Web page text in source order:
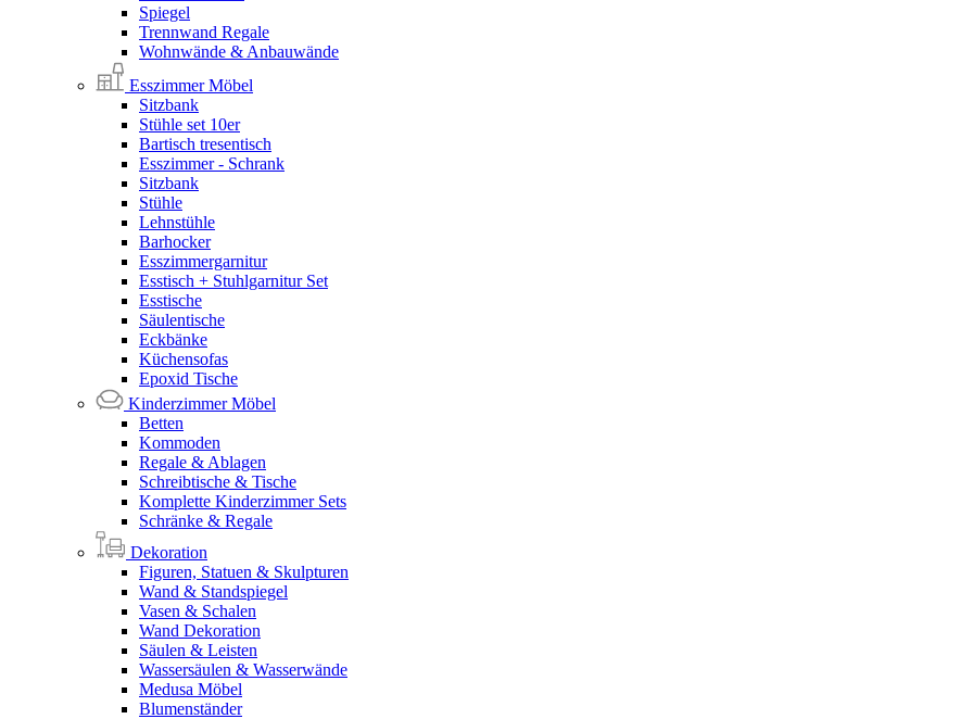
Spiegel
Trennwand Regale
Wohnwände & Anbauwände
Esszimmer Möbel
Sitzbank
Stühle set 10er
Bartisch tresentisch
Esszimmer - Schrank
Sitzbank
Stühle
Lehnstühle
Barhocker
Esszimmergarnitur
Esstisch + Stuhlgarnitur Set
Esstische
Säulentische
Eckbänke
Küchensofas
Epoxid Tische
Kinderzimmer Möbel
Betten
Kommoden
Regale & Ablagen
Schreibtische & Tische
Komplette Kinderzimmer Sets
Schränke & Regale
Dekoration
Figuren, Statuen & Skulpturen
Wand & Standspiegel
Vasen & Schalen
Wand Dekoration
Säulen & Leisten
Wassersäulen & Wasserwände
Medusa Möbel
Blumenständer